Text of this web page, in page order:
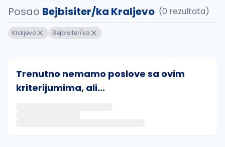
Posao Bejbisiter/ka Kraljevo (0 rezultata)
Kraljevo Bejbisiter/ka
Trenutno nemamo poslove sa ovim
kriterijumima, ali...